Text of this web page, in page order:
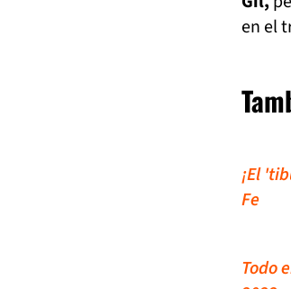
en el
¡El
Fe
Todo